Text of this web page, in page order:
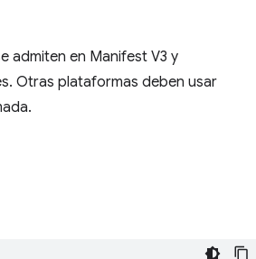
admiten en Manifest V3 y
Otras plataformas deben usar